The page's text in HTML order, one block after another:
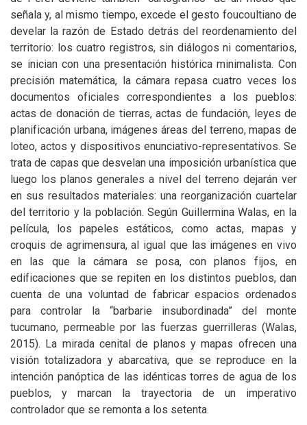
señala y, al mismo tiempo, excede el gesto foucoultiano de
develar la razón de Estado detrás del reordenamiento del
territorio: los cuatro registros, sin diálogos ni comentarios,
se inician con una presentación histórica minimalista. Con
precisión matemática, la cámara repasa cuatro veces los
documentos oficiales correspondientes a los pueblos:
actas de donación de tierras, actas de fundación, leyes de
planificación urbana, imágenes áreas del terreno, mapas de
loteo, actos y dispositivos enunciativo-representativos. Se
trata de capas que desvelan una imposición urbanística que
luego los planos generales a nivel del terreno dejarán ver
en sus resultados materiales: una reorganización cuartelar
del territorio y la población. Según Guillermina Walas, en la
película, los papeles estáticos, como actas, mapas y
croquis de agrimensura, al igual que las imágenes en vivo
en las que la cámara se posa, con planos fijos, en
edificaciones que se repiten en los distintos pueblos, dan
cuenta de una voluntad de fabricar espacios ordenados
para controlar la “barbarie insubordinada” del monte
tucumano, permeable por las fuerzas guerrilleras (Walas,
2015). La mirada cenital de planos y mapas ofrecen una
visión totalizadora y abarcativa, que se reproduce en la
intención panóptica de las idénticas torres de agua de los
pueblos, y marcan la trayectoria de un imperativo
controlador que se remonta a los setenta.